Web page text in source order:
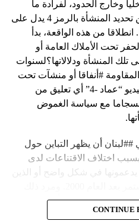
مكب للنفايات في
يتفاعل داخلياً وخارج الحدود، لفرادة ما
كشف عنه من قدرات، وإن يكن تحديد المنشأة بالرمز 4 يدل على
من هذه الواقعة، بدأ
تحت الأملاك العامة أو
تلك المنشأة ودلالاتها؟لسنوات
#أنفاقا أو منشآت تحت
الأرض، ولم يصدر قبل عرض فيديو “عماد -4” أي تعليق من
مع سياسة الغموض
أن يظهر التباين حول
اختلاف الاقتناعات لدى
يدعمونها في شكل واضح أو الذين
لم تكن يوماً محط
المؤمنة بالصراع ضدCONTINUE